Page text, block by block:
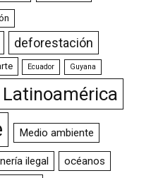
deforestación
Ecuador Guyana
Latinoamérica
Medio ambiente
ilegal océanos